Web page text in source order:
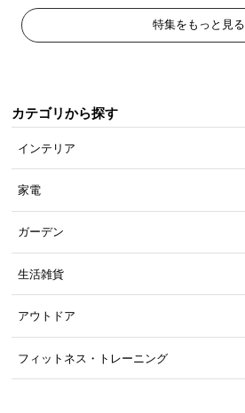
特集をもっと見る
カテゴリから探す
インテリア
家電
ガーデン
生活雑貨
アウトドア
フィットネス・トレーニング